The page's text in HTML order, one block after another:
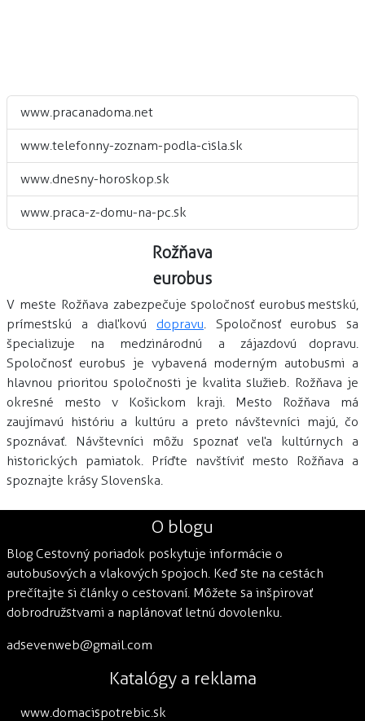
www.pracanadoma.net
www.telefonny-zoznam-podla-cisla.sk
www.dnesny-horoskop.sk
www.praca-z-domu-na-pc.sk
Rožňava
eurobus
V meste Rožňava zabezpečuje spoločnosť eurobus mestskú,
prímestskú a diaľkovú dopravu. Spoločnosť eurobus sa
špecializuje na medzinárodnú a zájazdovú dopravu.
Spoločnosť eurobus je vybavená moderným autobusmi a
hlavnou prioritou spoločnosti je kvalita služieb. Rožňava je
okresné mesto v Košickom kraji. Mesto Rožňava má
zaujímavú históriu a kultúru a preto návštevníci majú, čo
spoznávať. Návštevníci môžu spoznať veľa kultúrnych a
historických pamiatok. Príďte navštíviť mesto Rožňava a
spoznajte krásy Slovenska.
O blogu
Blog Cestovný poriadok poskytuje informácie o
autobusových a vlakových spojoch. Keď ste na cestách
prečítajte si články o cestovaní. Môžete sa inšpirovať
dobrodružstvami a naplánovať letnú dovolenku.
adsevenweb@gmail.com
Katalógy a reklama
www.domacispotrebic.sk